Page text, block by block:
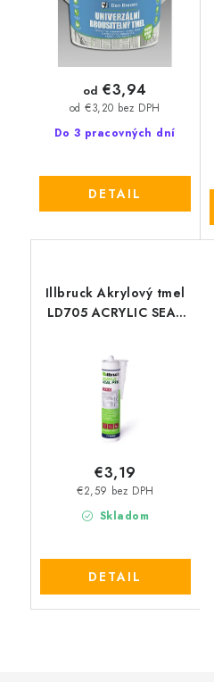
Do 3 pracovných dní
od €3,20 bez DPH
od €3,94
DETAIL
Illbruck Akrylový tmel
LD705 ACRYLIC SEAL
Skladom
€2,59 bez DPH
€3,19
DETAIL